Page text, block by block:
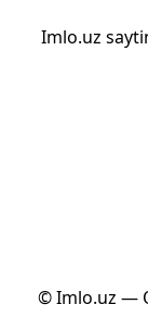
Imlo.uz
© Imlo.uz —